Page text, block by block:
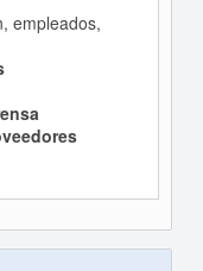
empleados,